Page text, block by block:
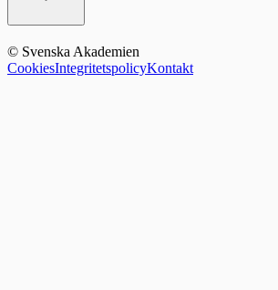
© Svenska Akademien
CookiesIntegritetspolicyKontakt